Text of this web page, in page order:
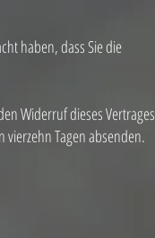
haben, dass Sie die
Widerruf dieses Vertrages
Tagen absenden.